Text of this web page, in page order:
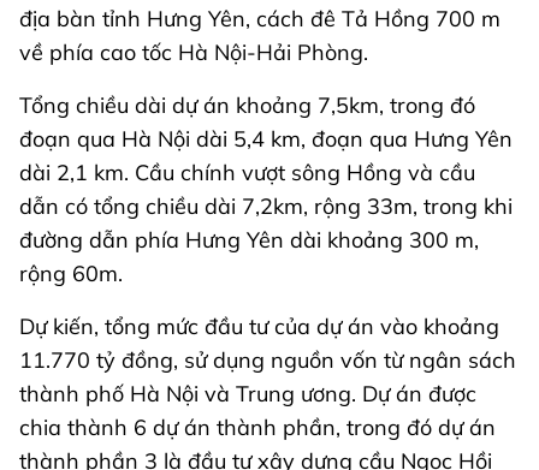
địa bàn tỉnh Hưng Yên, cách đê Tả Hồng 700 m
về phía cao tốc Hà Nội-Hải Phòng.
Tổng chiều dài dự án khoảng 7,5km, trong đó
đoạn qua Hà Nội dài 5,4 km, đoạn qua Hưng Yên
dài 2,1 km. Cầu chính vượt sông Hồng và cầu
dẫn có tổng chiều dài 7,2km, rộng 33m, trong khi
đường dẫn phía Hưng Yên dài khoảng 300 m,
rộng 60m.
Dự kiến, tổng mức đầu tư của dự án vào khoảng
11.770 tỷ đồng, sử dụng nguồn vốn từ ngân sách
thành phố Hà Nội và Trung ương. Dự án được
chia thành 6 dự án thành phần, trong đó dự án
thành phần 3 là đầu tư xây dựng cầu Ngọc Hồi